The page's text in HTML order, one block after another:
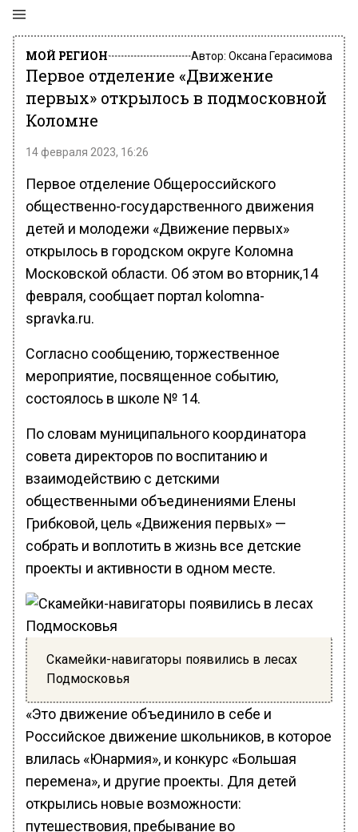
МОЙ РЕГИОН Автор: Оксана Герасимова
Первое отделение «Движение
первых» открылось в подмосковной
Коломне
14 февраля 2023, 16:26
Первое отделение Общероссийского
общественно-государственного движения
детей и молодежи «Движение первых»
открылось в городском округе Коломна
Московской области. Об этом во вторник,14
февраля, сообщает портал kolomna-
spravka.ru.
Согласно сообщению, торжественное
мероприятие, посвященное событию,
состоялось в школе № 14.
По словам муниципального координатора
совета директоров по воспитанию и
взаимодействию с детскими
общественными объединениями Елены
Грибковой, цель «Движения первых» —
собрать и воплотить в жизнь все детские
проекты и активности в одном месте.
Скамейки-навигаторы появились в лесах
Подмосковья
«Это движение объединило в себе и
Российское движение школьников, в которое
влилась «Юнармия», и конкурс «Большая
перемена», и другие проекты. Для детей
открылись новые возможности:
путешествовия, пребывание во